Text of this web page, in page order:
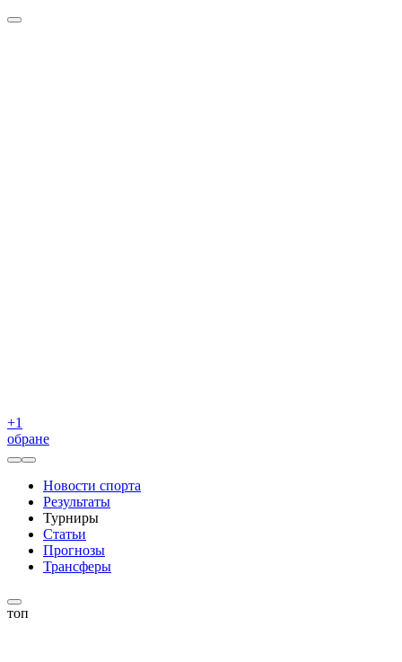
+1
обране
Новости спорта
Результаты
Турниры
Статьи
Прогнозы
Трансферы
топ